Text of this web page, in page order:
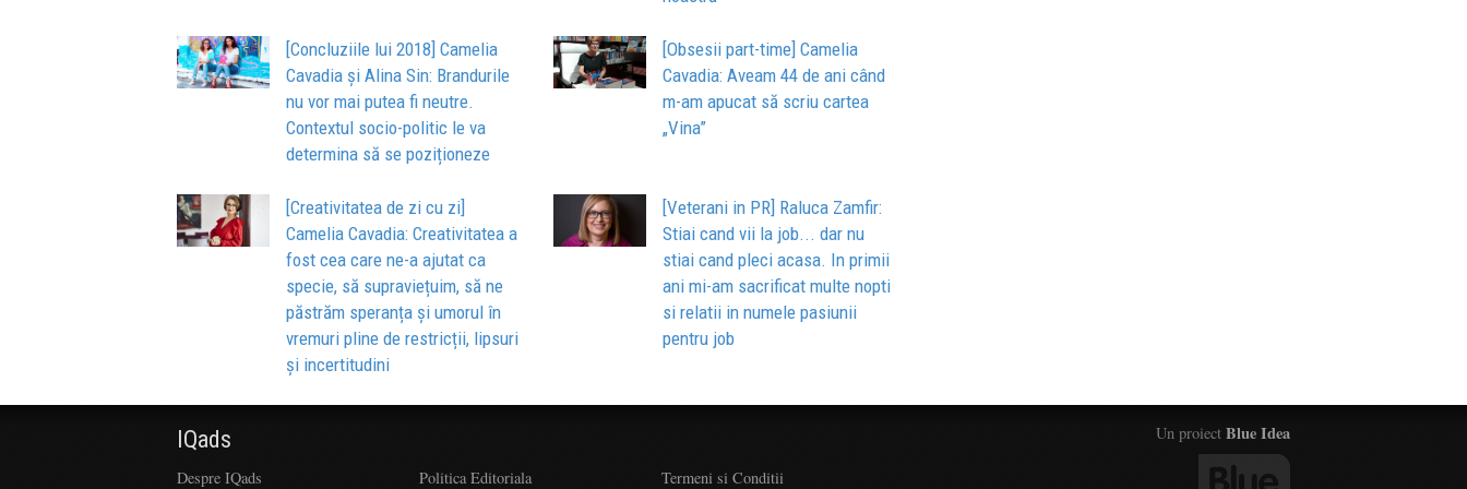
[Concluziile lui 2018] Camelia
Cavadia și Alina Sin: Brandurile
nu vor mai putea fi neutre.
Contextul socio-politic le va
determina să se poziționeze
[Obsesii part-time] Camelia
Cavadia: Aveam 44 de ani când
m-am apucat să scriu cartea
„Vina”
[Creativitatea de zi cu zi]
Camelia Cavadia: Creativitatea a
fost cea care ne-a ajutat ca
specie, să supraviețuim, să ne
păstrăm speranța și umorul în
vremuri pline de restricții, lipsuri
și incertitudini
[Veterani in PR] Raluca Zamfir:
Stiai cand vii la job... dar nu
stiai cand pleci acasa. In primii
ani mi-am sacrificat multe nopti
si relatii in numele pasiunii
pentru job
Un proiect Blue Idea
IQads
Despre IQads Politica Editoriala Termeni si Conditii